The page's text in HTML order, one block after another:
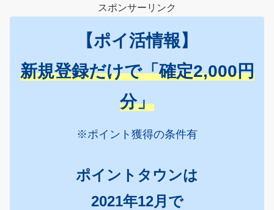
スポンサーリンク
【ポイ活情報】
新規登録だけで「確定2,000円
分」
※ポイント獲得の条件有
ポイントタウンは
2021年12月で